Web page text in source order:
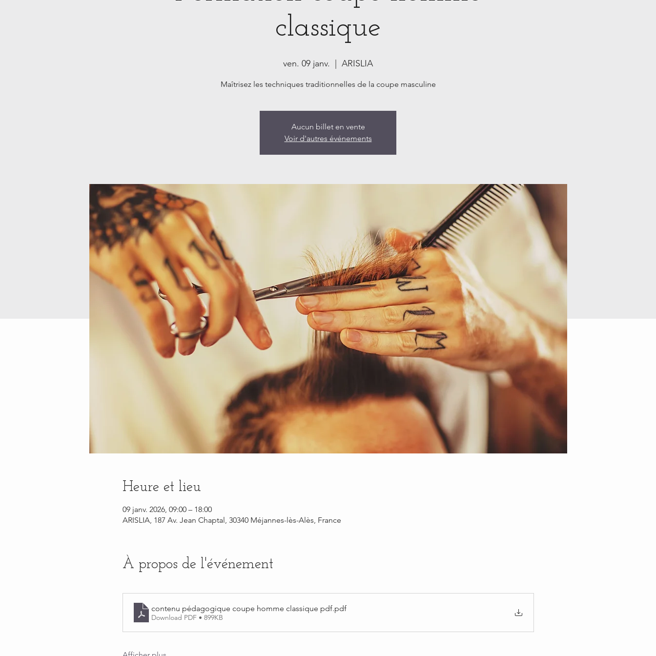
classique
ven. 09 janv. ARISLIA
Maîtrisez les techniques traditionnelles de la coupe masculine
Aucun billet en vente
Voir d'autres événements
Heure et lieu
09 janv. 2026, 09:00 – 18:00
ARISLIA, 187 Av. Jean Chaptal, 30340 Méjannes-lès-Alès, France
À propos de l'événement
contenu pédagogique coupe homme classique pdf.pdf
Download PDF • 899KB